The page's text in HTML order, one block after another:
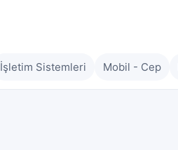
İşletim Sistemleri Mobil - Cep